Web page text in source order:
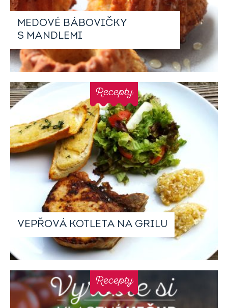
MEDOVÉ BÁBOVIČKY
S MANDLEMI
VEPŘOVÁ KOTLETA NA GRILU
Recepty
Recepty